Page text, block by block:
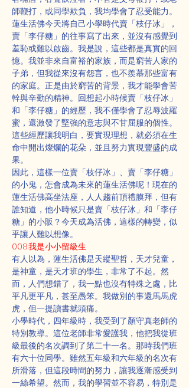
師鞭打，或同學欺負，我均學會了忍受能力。
蓮生活佛今天將自己小學時代賣「枝仔冰」，
賣「李仔糖」的往事寫了出來，並沒有感覺到
羞恥或難以啟齒。我是說，這些都是真實的回
憶。我並非來自富裕的家族，而是窮苦人家的
子弟，但我從來沒有怨言，也不羨慕那些富有
的家庭。正是由於窮苦的背景，我才能學會苦
幹與辛勤的精神。回想起小時候賣「枝仔冰」
和「李仔糖」的經歷，我不僅學會了忍辱波羅
蜜，還激發了堅強的意志與不甘屈服的個性。
這些經歷讓我明白，要實現理想，就必須在生
命中開出燦爛的花朵，並且努力實現豐盛的成
果。
因此，這樣一位賣「枝仔冰」、賣「李仔糖」
的小鬼，怎會成為未來的蓮生活佛呢！現在的
蓮生活佛高坐法座，人人趨前頂禮膜拜，但有
誰知道，他小時候只是賣「枝仔冰」和「李仔
糖」的小販？今天成為活佛，這樣的轉變，似
乎讓人難以想像。
008.我是小小留級生
有人以為，蓮生活佛是天縱聖哲，天才兒童，
是神童，是天才班的學生，非常了不起。然
而，人們想錯了，我一點也沒有特殊之處，比
平凡更平凡，甚至愚笨。我做別的事還馬馬虎
虎，但一提讀書就頭痛。
小學時代，四年級時，我受到了顏守真老師的
特別教導。這位老師非常愛護我，他把我從班
級最後的名次調到了第二十一名。那時我們班
有六十位同學。雖然五年級和六年級的名次有
所滑落，但這段時間的努力，讓我逐漸感受到
一絲希望。然而，我的學習並不容易，特別是